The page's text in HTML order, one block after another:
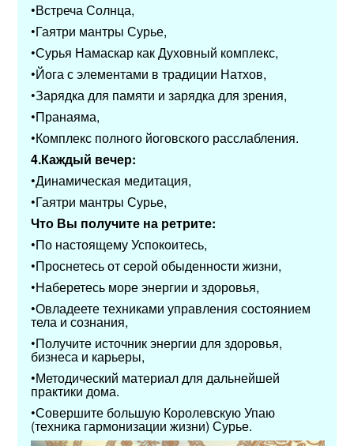
•Встреча Солнца,
•Гаятри мантры Сурье,
•Сурья Намаскар как Духовный комплекс,
•Йога с элементами в традиции Натхов,
•Зарядка для памяти и зарядка для зрения,
•Пранаяма,
•Комплекс полного йоговского расслабления.
4.Каждый вечер:
•Динамическая медитация,
•Гаятри мантры Сурье,
Что Вы получите на ретрите:
•По настоящему Успокоитесь,
•Проснетесь от серой обыденности жизни,
•Наберетесь море энергии и здоровья,
•Овладеете техниками управления состоянием
тела и сознания,
•Получите источник энергии для здоровья,
бизнеса и карьеры,
•Методический материал для дальнейшей
практики дома.
•Совершите большую Королевскую Упаю
(техника гармонизации жизни) Сурье.